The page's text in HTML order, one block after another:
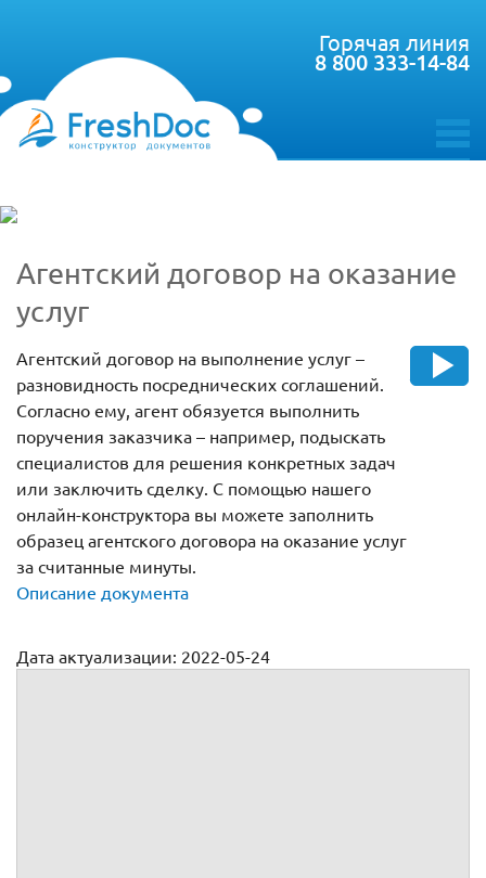
toggle
Горячая линия
8 800 333-14-84
Агентский договор на оказание
услуг
Агентский договор на выполнение услуг –
разновидность посреднических соглашений.
Согласно ему, агент обязуется выполнить
поручения заказчика – например, подыскать
специалистов для решения конкретных задач
или заключить сделку. С помощью нашего
онлайн-конструктора вы можете заполнить
образец агентского договора на оказание услуг
за считанные минуты.
Описание документа
Дата актуализации: 2022-05-24